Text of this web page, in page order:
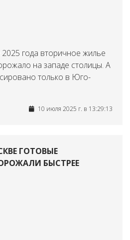
года вторичное жилье
на западе столицы. А
только в Юго-
10 июля 2025 г. в 13:29:13
ГОТОВЫЕ
БЫСТРЕЕ